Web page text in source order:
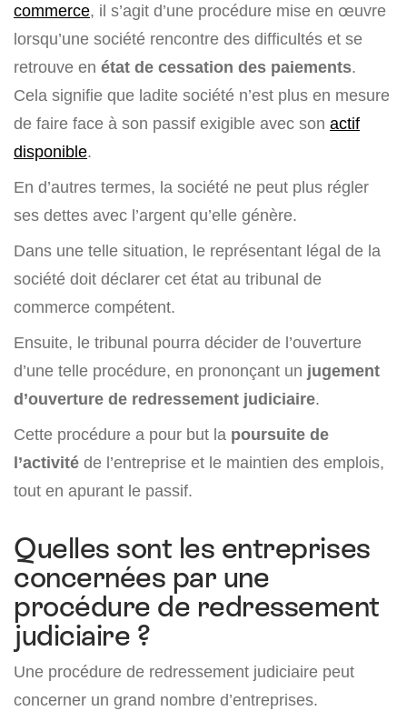
commerce, il s’agit d’une procédure mise en œuvre
lorsqu’une société rencontre des difficultés et se
retrouve en état de cessation des paiements.
Cela signifie que ladite société n’est plus en mesure
de faire face à son passif exigible avec son actif
disponible.
En d’autres termes, la société ne peut plus régler
ses dettes avec l’argent qu’elle génère.
Dans une telle situation, le représentant légal de la
société doit déclarer cet état au tribunal de
commerce compétent.
Ensuite, le tribunal pourra décider de l’ouverture
d’une telle procédure, en prononçant un jugement
d’ouverture de redressement judiciaire.
Cette procédure a pour but la poursuite de
l’activité de l’entreprise et le maintien des emplois,
tout en apurant le passif.
Quelles sont les entreprises
concernées par une
procédure de redressement
judiciaire ?
Une procédure de redressement judiciaire peut
concerner un grand nombre d’entreprises.